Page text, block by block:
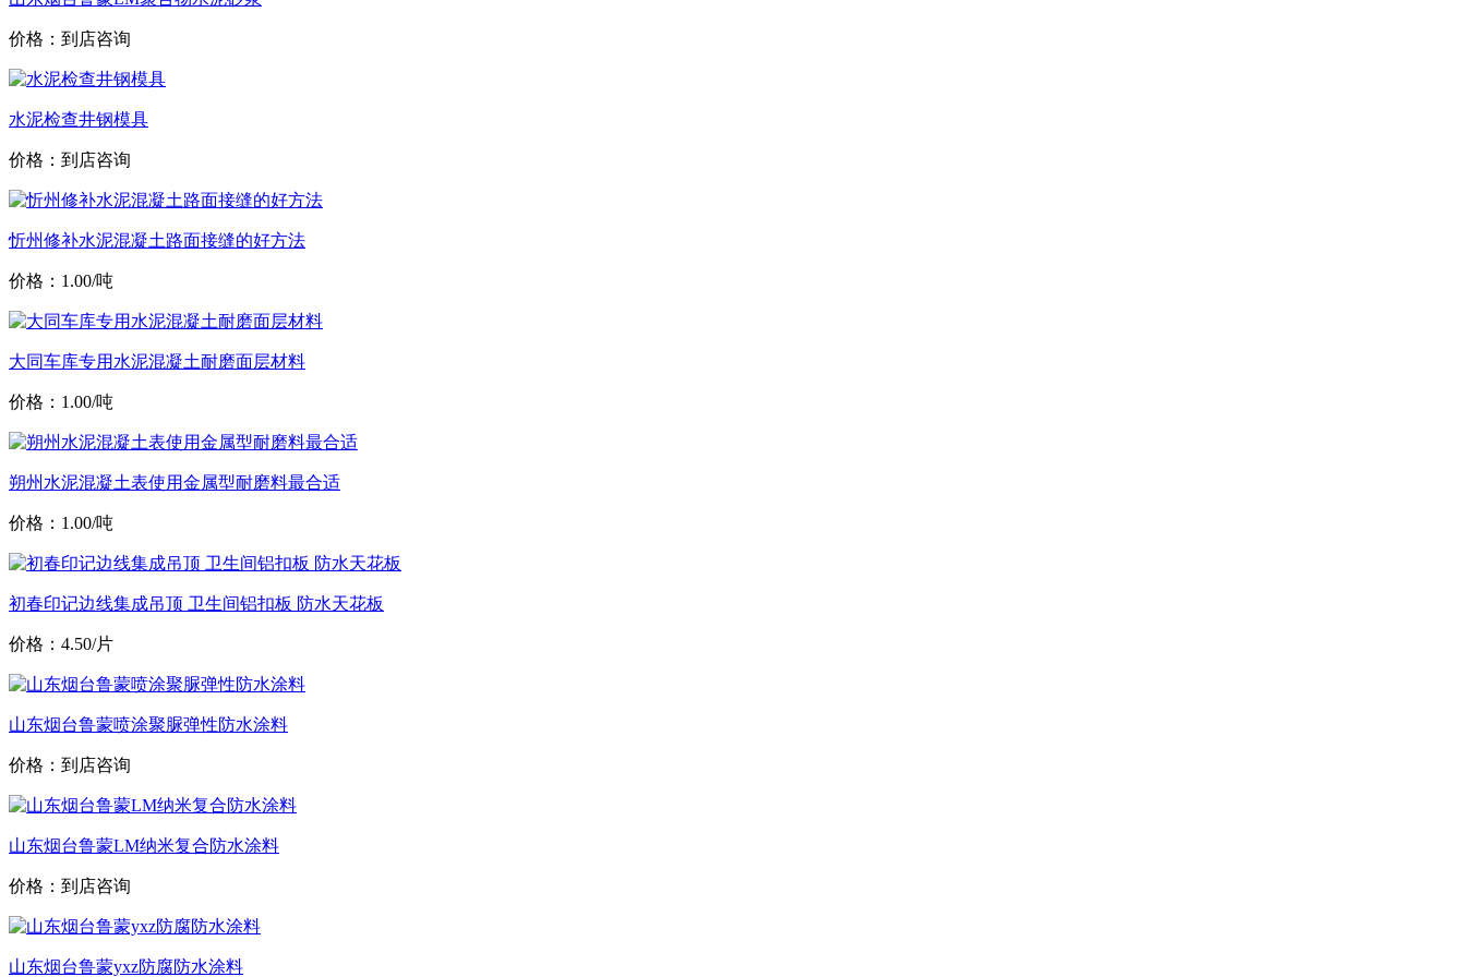
价格：到店咨询
水泥检查井钢模具
价格：到店咨询
忻州修补水泥混凝土路面接缝的好方法
价格：1.00/吨
大同车库专用水泥混凝土耐磨面层材料
价格：1.00/吨
朔州水泥混凝土表使用金属型耐磨料最合适
价格：1.00/吨
初春印记边线集成吊顶 卫生间铝扣板 防水天花板
价格：4.50/片
山东烟台鲁蒙喷涂聚脲弹性防水涂料
价格：到店咨询
山东烟台鲁蒙LM纳米复合防水涂料
价格：到店咨询
山东烟台鲁蒙yxz防腐防水涂料